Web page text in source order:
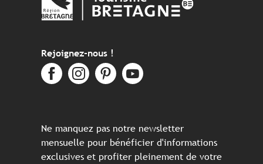
Rejoignez-nous !
Ne manquez pas notre newsletter
mensuelle pour bénéficier d'informations
exclusives et profiter pleinement de votre